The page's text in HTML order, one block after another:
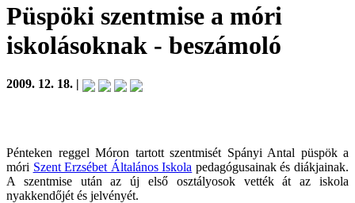
Püspöki szentmise a móri
iskolásoknak - beszámoló
2009. 12. 18. |
Pénteken reggel Móron tartott szentmisét Spányi Antal püspök a
móri Szent Erzsébet Általános Iskola pedagógusainak és diákjainak.
A szentmise után az új első osztályosok vették át az iskola
nyakkendőjét és jelvényét.